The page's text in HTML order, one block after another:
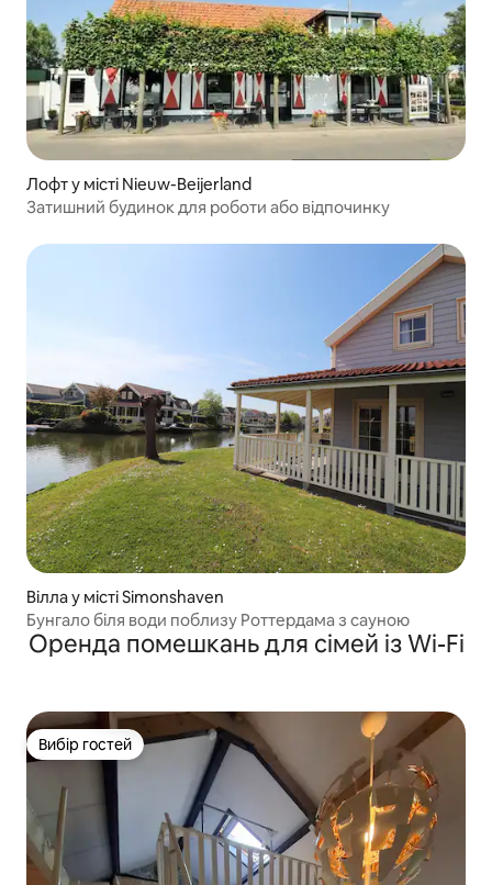
Лофт у місті Nieuw-Beijerland
Затишний будинок для роботи або відпочинку
Вілла у місті Simonshaven
Бунгало біля води поблизу Роттердама з сауною
Оренда помешкань для сімей із Wi-Fi
Вибір гостей
Вибір гостей